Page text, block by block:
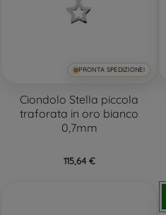
PRONTA SPEDIZIONE!
Ciondolo Stella piccola
traforata in oro bianco
0,7mm
115,64 €